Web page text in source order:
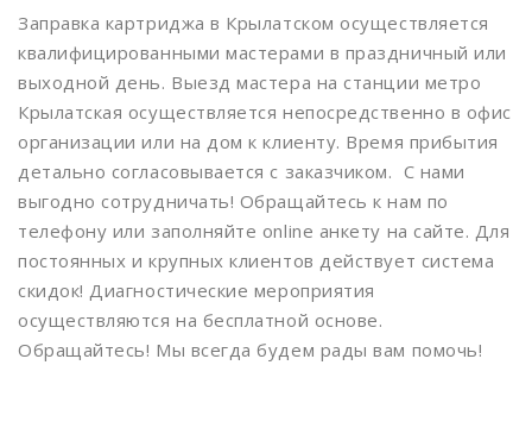
Дорогомиловская
Достоевская
Дубровка
Жулебино
ЗИЛ
Зорге
Зябликово
Измайлово
Заправка картриджа в Крылатском осуществляется
квалифицированными мастерами в праздничный или
выходной день. Выезд мастера на станции метро
Крылатская осуществляется непосредственно в офис
организации или на дом к клиенту. Время прибытия
детально согласовывается с заказчиком. С нами
выгодно сотрудничать! Обращайтесь к нам по
телефону или заполняйте online анкету на сайте. Для
постоянных и крупных клиентов действует система
скидок! Диагностические мероприятия
осуществляются на бесплатной основе.
Обращайтесь! Мы всегда будем рады вам помочь!